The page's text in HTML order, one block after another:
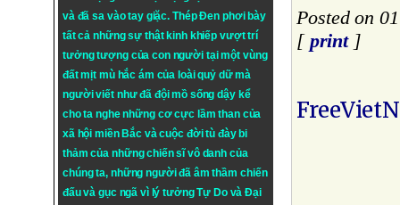
và đã sa vào tay giặc. Thép Đen phơi bày
tất cả những sự thật kinh khiếp vượt trí
tưởng tượng của con người tại một vùng
đất mịt mù hắc ám của loài quỷ dữ mà
người viết như đã đội mồ sống dậy kể
cho ta nghe những cơ cực lầm than của
xã hội miền Bắc và cuộc đời tù đày bi
thảm của những chiến sĩ vô danh của
chúng ta, những người đã âm thầm chiến
đấu và gục ngã vì lý tưởngTự DovàĐại
Posted on
[ print]